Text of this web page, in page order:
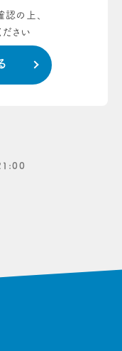
認の上、
さい